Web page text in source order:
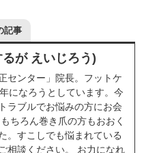
記事
が えいじろう)
センター」院長。フットケ
になろうとしています。今
ラブルでお悩みの方にお会
ちろん巻き爪の方もおおく
。すこしでも悩まれている
相談ください。 お力になれ